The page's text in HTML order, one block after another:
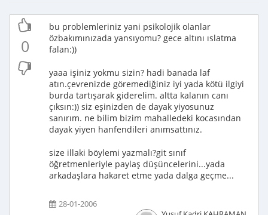
0
bu problemleriniz yani psikolojik olanlar
özbakımınızada yansıyomu? gece altını ıslatma
falan:))
yaaa işiniz yokmu sizin? hadi banada laf
atın.çevrenizde göremediğiniz iyi yada kötü ilgiyi
burda tartışarak giderelim. altta kalanın canı
çıksın:)) siz eşinizden de dayak yiyosunuz
sanırım. ne bilim bizim mahalledeki kocasından
dayak yiyen hanfendileri anımsattınız.
size illaki böylemi yazmalı?git sınıf
öğretmenleriyle paylaş düşüncelerini...yada
arkadaşlara hakaret etme yada dalga geçme...
28-01-2006